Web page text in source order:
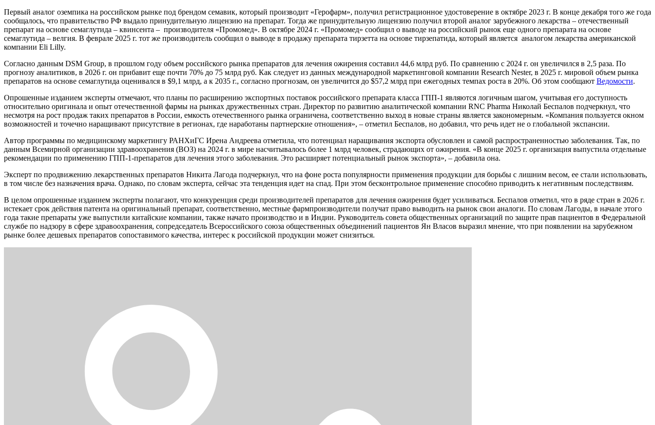
Первый аналог оземпика на российском рынке под брендом семавик, который производит «Герофарм», получил регистрационное удостоверение в октябре 2023 г. В конце декабря того же года
сообщалось, что правительство РФ выдало принудительную лицензию на препарат. Тогда же принудительную лицензию получил второй аналог зарубежного лекарства – отечественный
препарат на основе семаглутида – квинсента – производителя «Промомед». В октябре 2024 г. «Промомед» сообщил о выводе на российский рынок еще одного препарата на основе
семаглутида – велгия. В феврале 2025 г. тот же производитель сообщил о выводе в продажу препарата тирзетта на основе тирзепатида, который является аналогом лекарства американской
компании Eli Lilly.
Согласно данным DSM Group, в прошлом году объем российского рынка препаратов для лечения ожирения составил 44,6 млрд руб. По сравнению с 2024 г. он увеличился в 2,5 раза. По
прогнозу аналитиков, в 2026 г. он прибавит еще почти 70% до 75 млрд руб. Как следует из данных международной маркетинговой компании Research Nester, в 2025 г. мировой объем рынка
препаратов на основе семаглутида оценивался в $9,1 млрд, а к 2035 г., согласно прогнозам, он увеличится до $57,2 млрд при ежегодных темпах роста в 20%. Об этом сообщают Ведомости.
Опрошенные изданием эксперты отмечают, что планы по расширению экспортных поставок российского препарата класса ГПП-1 являются логичным шагом, учитывая его доступность
относительно оригинала и опыт отечественной фармы на рынках дружественных стран. Директор по развитию аналитической компании RNC Pharma Николай Беспалов подчеркнул, что
несмотря на рост продаж таких препаратов в России, емкость отечественного рынка ограничена, соответственно выход в новые страны является закономерным. «Компания пользуется окном
возможностей и точечно наращивают присутствие в регионах, где наработаны партнерские отношения», – отметил Беспалов, но добавил, что речь идет не о глобальной экспансии.
Автор программы по медицинскому маркетингу РАНХиГС Ирена Андреева отметила, что потенциал наращивания экспорта обусловлен и самой распространенностью заболевания. Так, по
данным Всемирной организации здравоохранения (ВОЗ) на 2024 г. в мире насчитывалось более 1 млрд человек, страдающих от ожирения. «В конце 2025 г. организация выпустила отдельные
рекомендации по применению ГПП-1-препаратов для лечения этого заболевания. Это расширяет потенциальный рынок экспорта», – добавила она.
Эксперт по продвижению лекарственных препаратов Никита Лагода подчеркнул, что на фоне роста популярности применения продукции для борьбы с лишним весом, ее стали использовать,
в том числе без назначения врача. Однако, по словам эксперта, сейчас эта тенденция идет на спад. При этом бесконтрольное применение способно приводить к негативным последствиям.
В целом опрошенные изданием эксперты полагают, что конкуренция среди производителей препаратов для лечения ожирения будет усиливаться. Беспалов отметил, что в ряде стран в 2026 г.
истекает срок действия патента на оригинальный препарат, соответственно, местные фармпроизводители получат право выводить на рынок свои аналоги. По словам Лагоды, в начале этого
года такие препараты уже выпустили китайские компании, также начато производство и в Индии. Руководитель совета общественных организаций по защите прав пациентов в Федеральной
службе по надзору в сфере здравоохранения, сопредседатель Всероссийского союза общественных объединений пациентов Ян Власов выразил мнение, что при появлении на зарубежном
рынке более дешевых препаратов сопоставимого качества, интерес к российской продукции может снизиться.